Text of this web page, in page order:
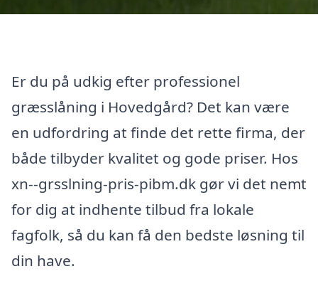
Er du på udkig efter professionel
græsslåning i Hovedgård? Det kan være
en udfordring at finde det rette firma, der
både tilbyder kvalitet og gode priser. Hos
xn--grsslning-pris-pibm.dk gør vi det nemt
for dig at indhente tilbud fra lokale
fagfolk, så du kan få den bedste løsning til
din have.